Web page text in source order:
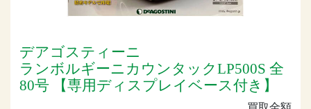
デアゴスティーニ
ランボルギーニカウンタックLP500S 全
80号 【専用ディスプレイベース付き】